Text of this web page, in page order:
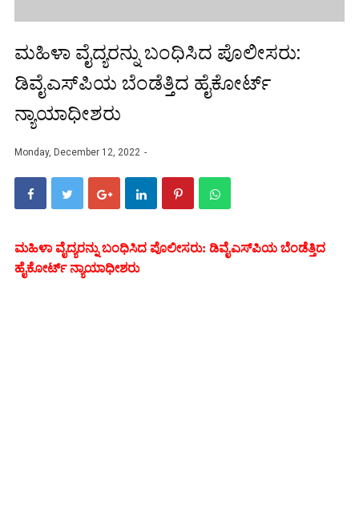
ಮಹಿಳಾ ವೈದ್ಯರನ್ನು ಬಂಧಿಸಿದ ಪೊಲೀಸರು:
ಡಿವೈಎಸ್‌ಪಿಯ ಬೆಂಡೆತ್ತಿದ ಹೈಕೋರ್ಟ್
ನ್ಯಾಯಾಧೀಶರು
Monday, December 12, 2022
ಮಹಿಳಾ ವೈದ್ಯರನ್ನು ಬಂಧಿಸಿದ ಪೊಲೀಸರು: ಡಿವೈಎಸ್‌ಪಿಯ ಬೆಂಡೆತ್ತಿದ
ಹೈಕೋರ್ಟ್ ನ್ಯಾಯಾಧೀಶರು